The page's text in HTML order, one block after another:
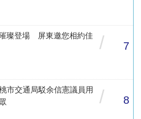
璨登場 屏東邀您相約佳
/ 7
市交通局駁余信憲議員用
/ 8